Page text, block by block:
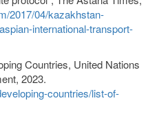
2017/04/kazakhstan-
international-transport-
Countries, United Nations
2023.
countries/list-of-